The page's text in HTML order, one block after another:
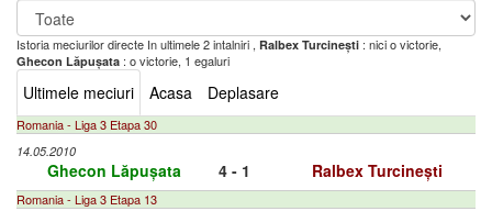
Istoria meciurilor directe In ultimele 2 intalniri , Ralbex Turcinești : nici o victorie,
Ghecon Lăpușata : o victorie, 1 egaluri
Ultimele meciuri Acasa Deplasare
Romania - Liga 3 Etapa 30
14.05.2010
Ghecon Lăpușata 4 - 1 Ralbex Turcinești
Romania - Liga 3 Etapa 13